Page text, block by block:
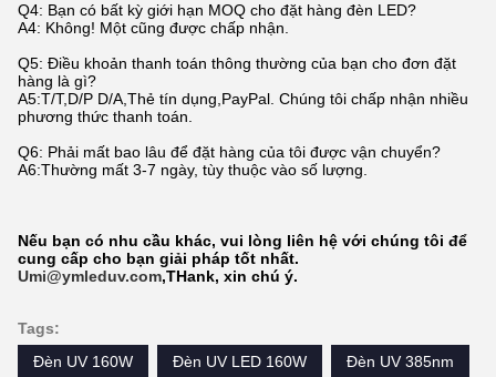
Q4: Bạn có bất kỳ giới hạn MOQ cho đặt hàng đèn LED?
A4: Không! Một cũng được chấp nhận.
Q5: Điều khoản thanh toán thông thường của bạn cho đơn đặt
hàng là gì?
A5:T/T,D/P D/A,Thẻ tín dụng,PayPal. Chúng tôi chấp nhận nhiều
phương thức thanh toán.
Q6: Phải mất bao lâu để đặt hàng của tôi được vận chuyển?
A6:Thường mất 3-7 ngày, tùy thuộc vào số lượng.
Nếu bạn có nhu cầu khác, vui lòng liên hệ với chúng tôi để
cung cấp cho bạn giải pháp tốt nhất.
Umi@ymleduv.com,THank, xin chú ý.
Tags:
Đèn UV 160W
Đèn UV LED 160W Đèn UV 385nm